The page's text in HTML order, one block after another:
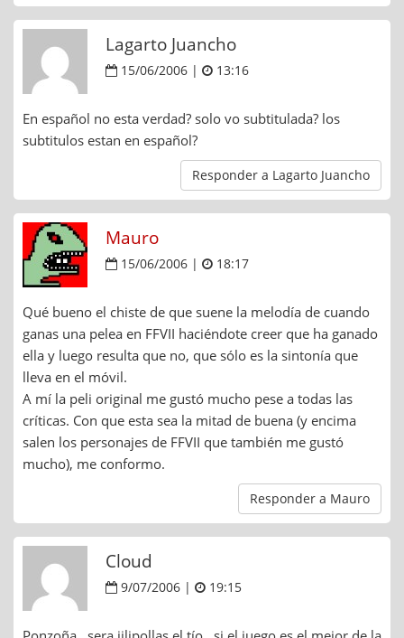
Lagarto Juancho
15/06/2006 | 13:16
En español no esta verdad? solo vo subtitulada? los
subtitulos estan en español?
Responder a Lagarto Juancho
Mauro
15/06/2006 | 18:17
Qué bueno el chiste de que suene la melodía de cuando
ganas una pelea en FFVII haciéndote creer que ha ganado
ella y luego resulta que no, que sólo es la sintonía que
lleva en el móvil.
A mí la peli original me gustó mucho pese a todas las
críticas. Con que esta sea la mitad de buena (y encima
salen los personajes de FFVII que también me gustó
mucho), me conformo.
Responder a Mauro
Cloud
9/07/2006 | 19:15